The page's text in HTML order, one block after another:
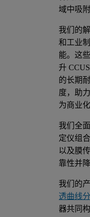
域中吸
我们的
和工业
能。这
升
的长期
度，助
为商业
我们全
定仪组
以及膜
靠性并
我们的
透曲线
器共同